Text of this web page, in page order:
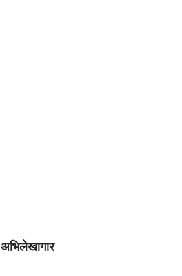
अभिलेखागार